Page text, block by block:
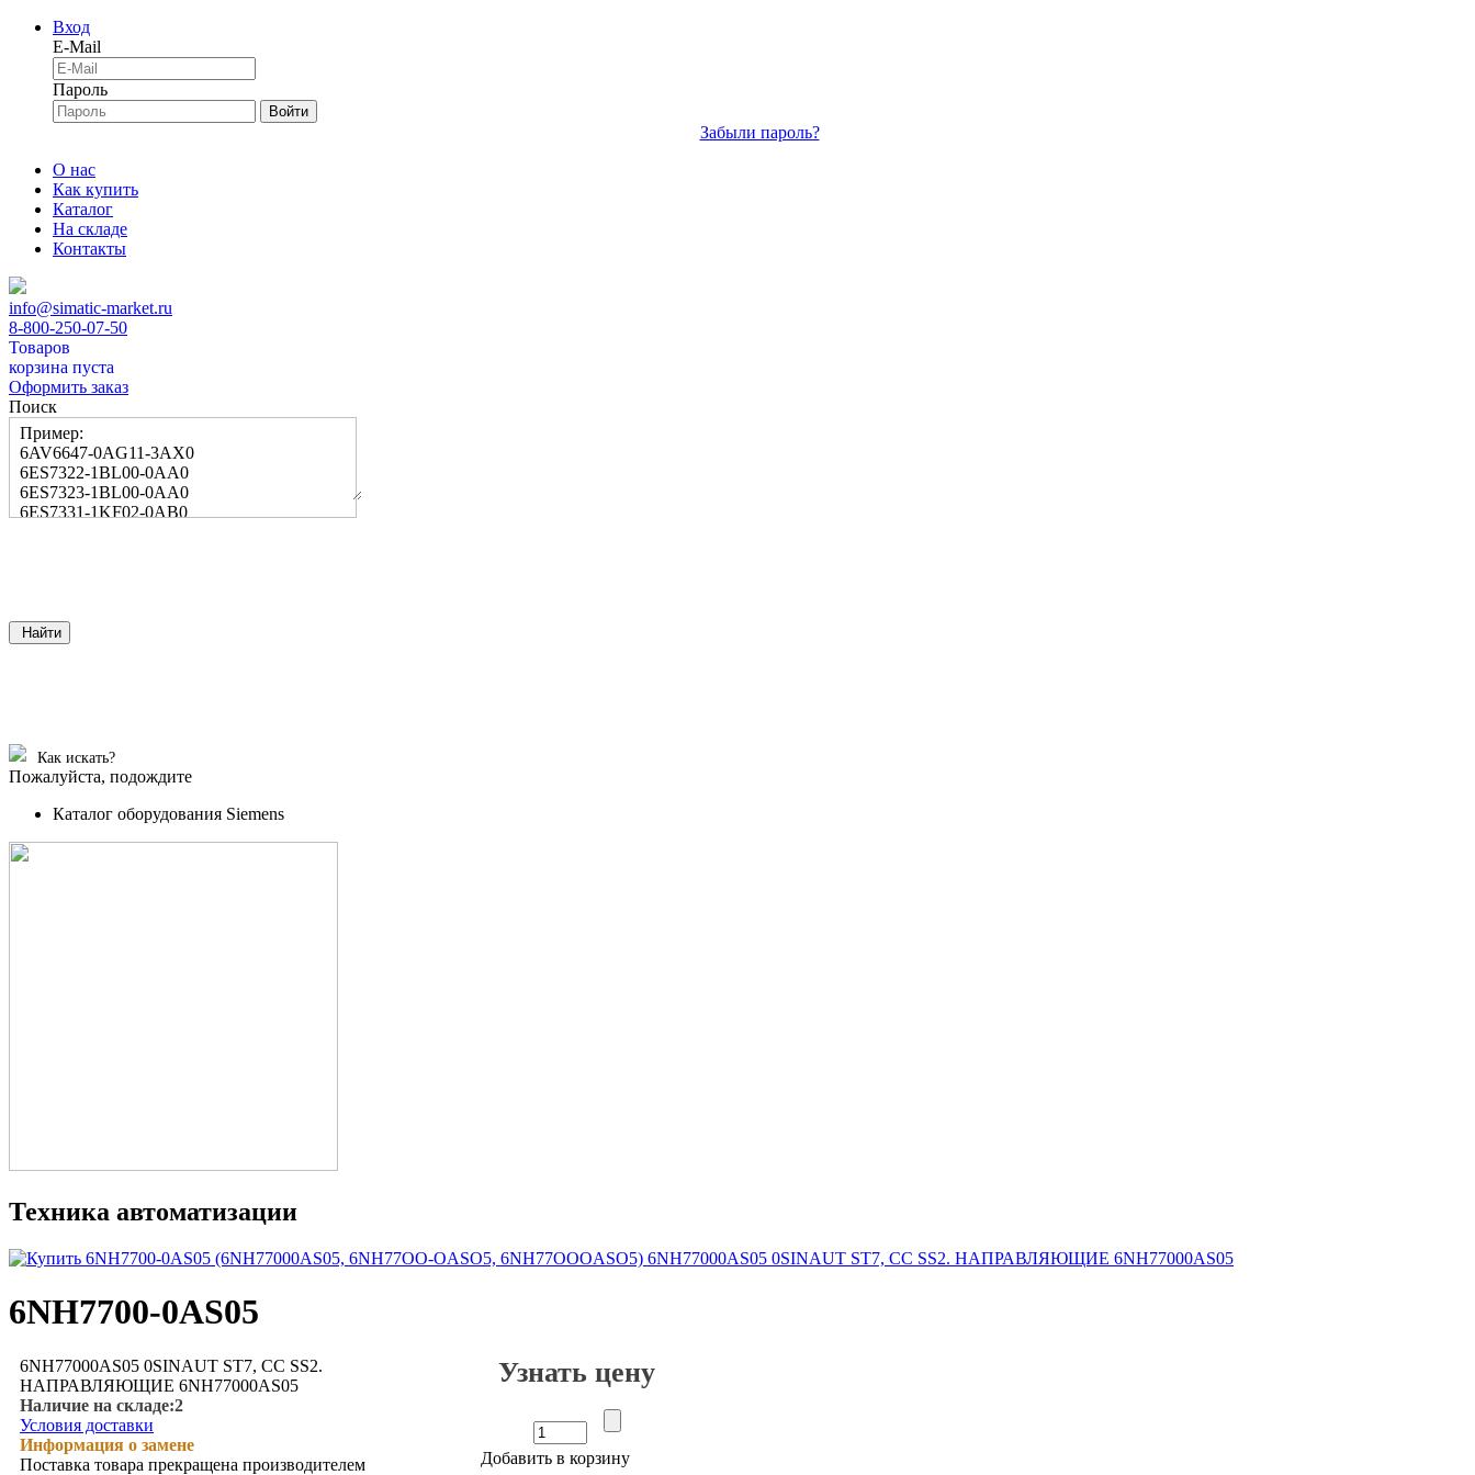
Вход
E-Mail
Пароль
Войти
Забыли пароль?
О нас
Как купить
Каталог
На складе
Контакты
info@simatic-market.ru
8-800-250-07-50
Товаров
корзина пуста
Оформить заказ
Поиск
Пример:
6AV6647-0AG11-3AX0
6ES7322-1BL00-0AA0
6ES7323-1BL00-0AA0
6ES7331-1KF02-0AB0
Найти
Как искать?
Пожалуйста, подождите
Каталог оборудования Siemens
Техника автоматизации
6NH7700-0AS05
6NH77000AS05 0SINAUT ST7, CC SS2.
НАПРАВЛЯЮЩИЕ 6NH77000AS05
Наличие на складе:2
Условия доставки
Информация о замене
Поставка товара прекращена производителем
Узнать цену
Добавить в корзину